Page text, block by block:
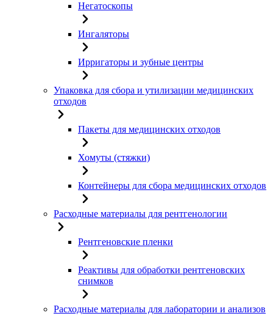
Негатоскопы
Ингаляторы
Ирригаторы и зубные центры
Упаковка для сбора и утилизации медицинских
отходов
Пакеты для медицинских отходов
Хомуты (стяжки)
Контейнеры для сбора медицинских отходов
Расходные материалы для рентгенологии
Рентгеновские пленки
Реактивы для обработки рентгеновских
снимков
Расходные материалы для лаборатории и анализов